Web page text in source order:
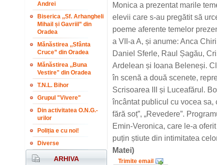
Andrei
Biserica ,,Sf. Arhangheli
Mihail și Gavriil” din
Oradea
Mănăstirea ,,Sfânta
Cruce” din Oradea
Mănăstirea ,,Buna
Vestire" din Oradea
T.N.L. Bihor
Grupul "Vivere"
Din activitatea O.N.G.-
urilor
Poliția e cu noi!
Diverse
ARHIVA
Monica a prezentat marile
elevii care s-au pregătit să
poeme aferente temelor
a VII-a A, și anume: Anca
Daniel Sferle, Raul Șagău,
Ardelean și Ioana Beleneși.
în scenă a două scenete,
Scrisoarea III și Luceafărul.
încântat publicul cu vocea sa,
fără soț”, „Revedere”.
Emin-Veronica, care le-a
puțin știute din intimitatea
Matei)
Trimite email